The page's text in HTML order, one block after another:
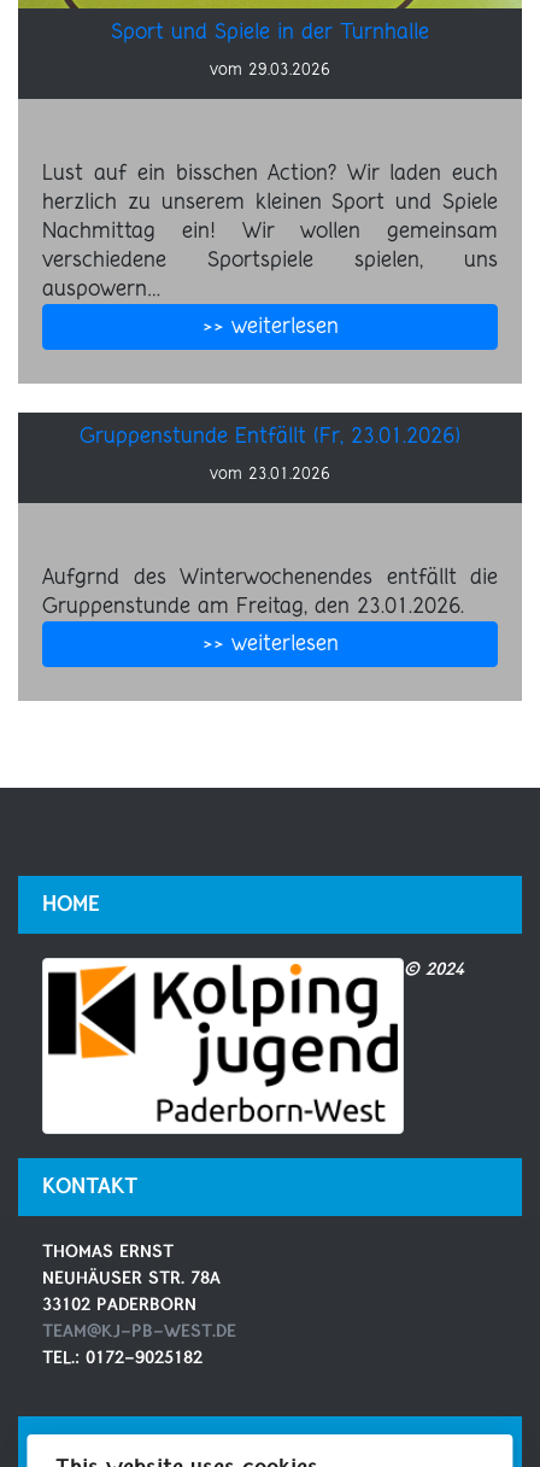
Sport und Spiele in der Turnhalle
vom 29.03.2026
Lust auf ein bisschen Action? Wir laden euch
herzlich zu unserem kleinen Sport und Spiele
Nachmittag ein! Wir wollen gemeinsam
verschiedene Sportspiele spielen, uns
auspowern…
>> weiterlesen
Gruppenstunde Entfällt (Fr, 23.01.2026)
vom 23.01.2026
Aufgrnd des Winterwochenendes entfällt die
Gruppenstunde am Freitag, den 23.01.2026.
>> weiterlesen
HOME
© 2024
KONTAKT
THOMAS ERNST
NEUHÄUSER STR. 78A
33102 PADERBORN
TEAM@KJ-PB-WEST.DE
TEL.: 0172-9025182